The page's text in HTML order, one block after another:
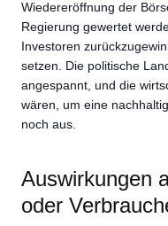
Wiedereröffnung der
Regierung gewertet
Investoren
setzen. Die politische
angespannt, und die
wären, um eine
noch aus.
Auswirkungen
oder